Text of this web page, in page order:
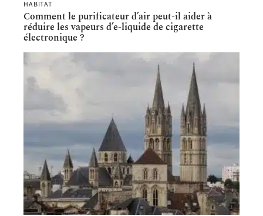
HABITAT
Comment le purificateur d’air peut-il aider à
réduire les vapeurs d’e-liquide de cigarette
électronique ?